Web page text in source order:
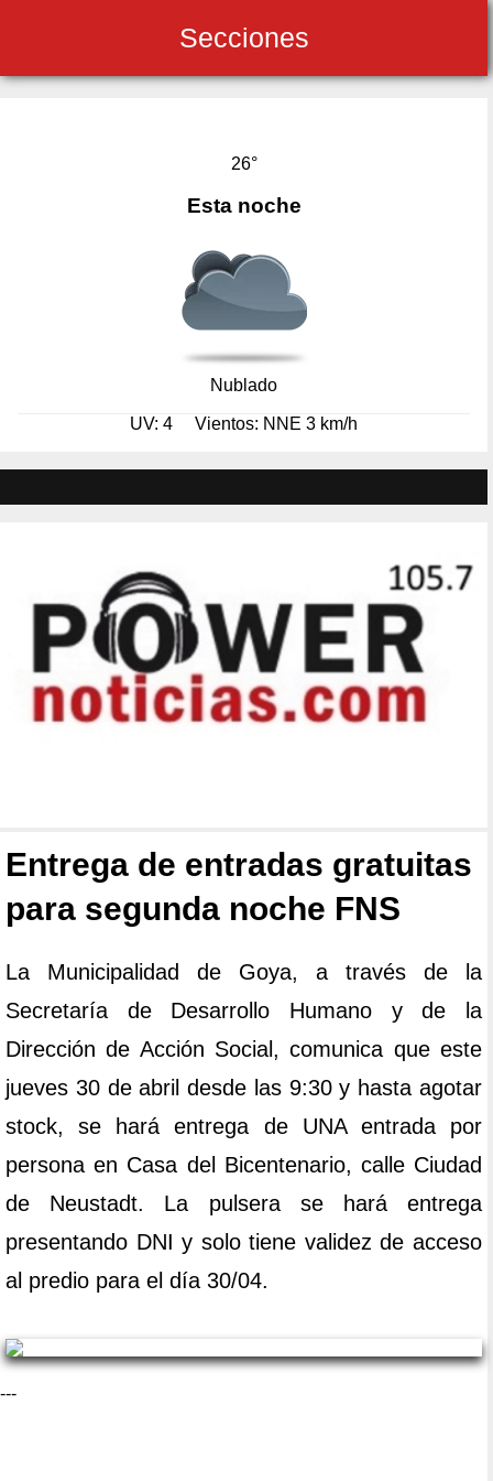
Secciones
26°
Esta noche
Nublado
UV: 4 Vientos: NNE 3 km/h
Entrega de entradas gratuitas
para segunda noche FNS
La Municipalidad de Goya, a través de la
Secretaría de Desarrollo Humano y de la
Dirección de Acción Social, comunica que este
jueves 30 de abril desde las 9:30 y hasta agotar
stock, se hará entrega de UNA entrada por
persona en Casa del Bicentenario, calle Ciudad
de Neustadt. La pulsera se hará entrega
presentando DNI y solo tiene validez de acceso
al predio para el día 30/04.
---